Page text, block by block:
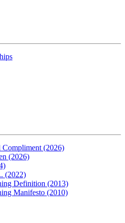
(2026)
(2026)
(2022)
Definition (2013)
Manifesto (2010)